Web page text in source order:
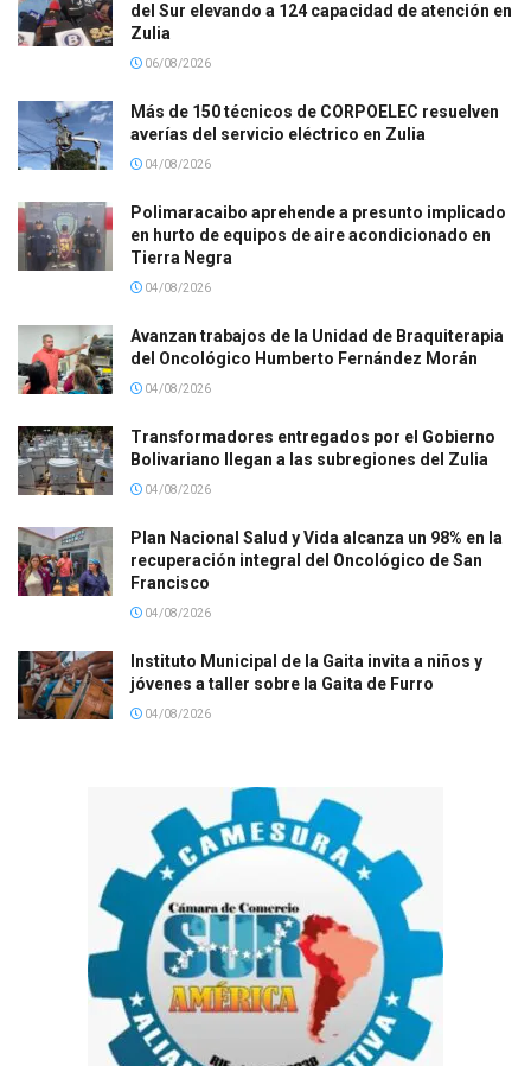
del Sur elevando a 124 capacidad de atención en
Zulia
06/08/2026
Más de 150 técnicos de CORPOELEC resuelven
averías del servicio eléctrico en Zulia
04/08/2026
Polimaracaibo aprehende a presunto implicado
en hurto de equipos de aire acondicionado en
Tierra Negra
04/08/2026
Avanzan trabajos de la Unidad de Braquiterapia
del Oncológico Humberto Fernández Morán
04/08/2026
Transformadores entregados por el Gobierno
Bolivariano llegan a las subregiones del Zulia
04/08/2026
Plan Nacional Salud y Vida alcanza un 98% en la
recuperación integral del Oncológico de San
Francisco
04/08/2026
Instituto Municipal de la Gaita invita a niños y
jóvenes a taller sobre la Gaita de Furro
04/08/2026